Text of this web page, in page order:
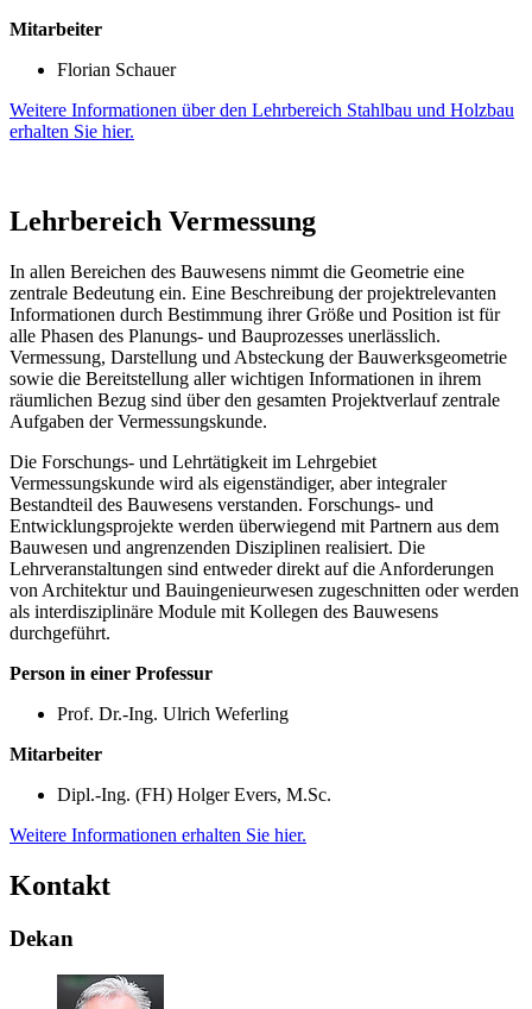
Mitarbeiter
Florian Schauer
Weitere Informationen über den Lehrbereich Stahlbau und Holzbau
erhalten Sie hier.
Lehrbereich Vermessung
In allen Bereichen des Bauwesens nimmt die Geometrie eine
zentrale Bedeutung ein. Eine Beschreibung der projektrelevanten
Informationen durch Bestimmung ihrer Größe und Position ist für
alle Phasen des Planungs- und Bauprozesses unerlässlich.
Vermessung, Darstellung und Absteckung der Bauwerksgeometrie
sowie die Bereitstellung aller wichtigen Informationen in ihrem
räumlichen Bezug sind über den gesamten Projektverlauf zentrale
Aufgaben der Vermessungskunde.
Die Forschungs- und Lehrtätigkeit im Lehrgebiet
Vermessungskunde wird als eigenständiger, aber integraler
Bestandteil des Bauwesens verstanden. Forschungs- und
Entwicklungsprojekte werden überwiegend mit Partnern aus dem
Bauwesen und angrenzenden Disziplinen realisiert. Die
Lehrveranstaltungen sind entweder direkt auf die Anforderungen
von Architektur und Bauingenieurwesen zugeschnitten oder werden
als interdisziplinäre Module mit Kollegen des Bauwesens
durchgeführt.
Person in einer Professur
Prof. Dr.-Ing. Ulrich Weferling
Mitarbeiter
Dipl.-Ing. (FH) Holger Evers, M.Sc.
Weitere Informationen erhalten Sie hier.
Kontakt
Dekan